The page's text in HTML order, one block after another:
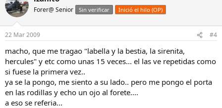
Forer@ Senior Sin verificar Inició el hilo (OP)
22 Mar 2009 #4
macho, que me tragao "labella y la bestia, la sirenita,
hercules" y etc como unas 15 veces... el las ve repetidas como
si fuese la primera vez..
ya se la pongo, me siento a su lado.. pero me pongo el porta
en las rodillas y echo un ojo al forete....
a eso se referia...